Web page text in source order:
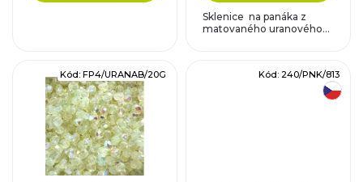
Sklenice na panáka z
matovaného uranového...
Kód: FP4/URANAB/20G Kód: 240/PNK/813